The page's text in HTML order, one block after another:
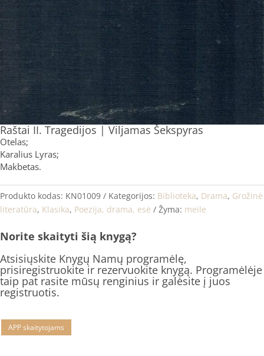
Raštai II. Tragedijos | Viljamas Šekspyras
Otelas;
Karalius Lyras;
Makbetas.
Produkto kodas: KN01009 Kategorijos: Biblioteka, Drama, Grožinė
literatūra, Klasika, Poezija, drama, esė Žyma: meile
Norite skaityti šią knygą?
Atsisiųskite Knygų Namų programėlę,
prisiregistruokite ir rezervuokite knygą. Programėlėje
taip pat rasite mūsų renginius ir galėsite į juos
registruotis.
APP skaitytojams